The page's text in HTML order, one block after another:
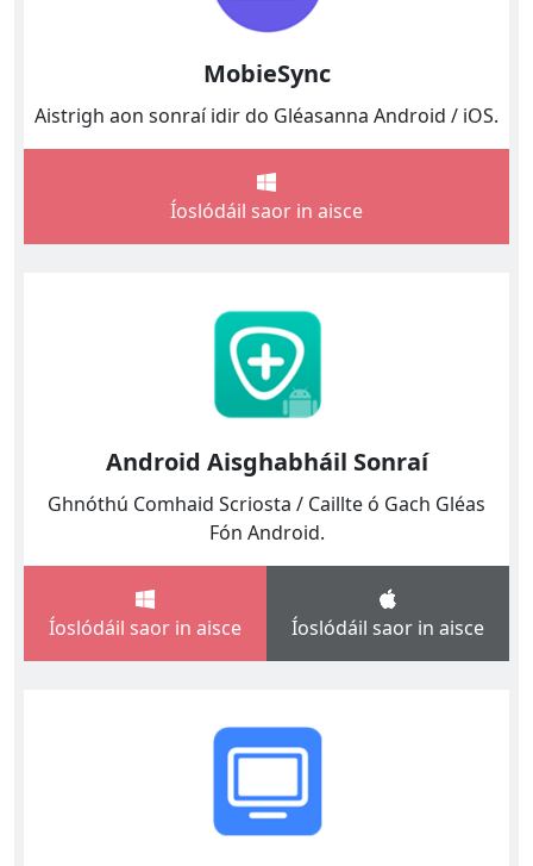
MobieSync
Aistrigh aon sonraí idir do Gléasanna Android / iOS.
Íoslódáil saor in aisce
Android Aisghabháil Sonraí
Ghnóthú Comhaid Scriosta / Caillte ó Gach Gléas
Fón Android.
Íoslódáil saor in aisce Íoslódáil saor in aisce